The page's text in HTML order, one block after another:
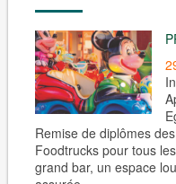
Remise de diplômes
Foodtrucks pour tous
grand bar, un espace